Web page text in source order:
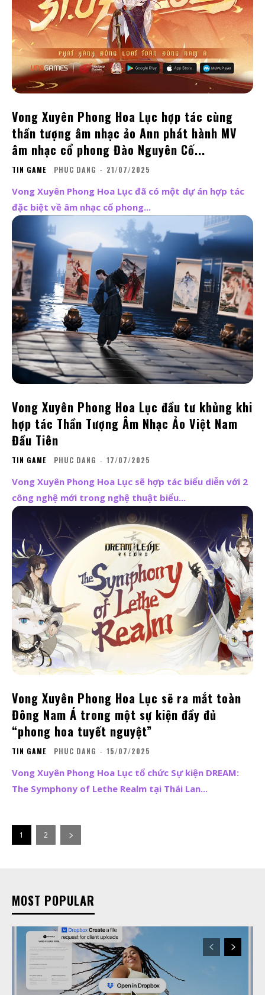
Vong Xuyên Phong Hoa Lục hợp tác cùng
thần tượng âm nhạc ảo Ann phát hành MV
âm nhạc cổ phong Đào Nguyên Cố...
TIN GAME PHUC DANG - 21/07/2025
Vong Xuyên Phong Hoa Lục đã có một dự án hợp tác
đặc biệt về âm nhạc cổ phong...
Vong Xuyên Phong Hoa Lục đầu tư khủng khi
hợp tác Thần Tượng Âm Nhạc Ảo Việt Nam
Đầu Tiên
TIN GAME PHUC DANG - 17/07/2025
Vong Xuyên Phong Hoa Lục sẽ hợp tác biểu diễn với 2
công nghệ mới trong nghệ thuật biểu...
Vong Xuyên Phong Hoa Lục sẽ ra mắt toàn
Đông Nam Á trong một sự kiện đầy đủ
“phong hoa tuyết nguyệt”
TIN GAME PHUC DANG - 15/07/2025
Vong Xuyên Phong Hoa Lục tổ chức Sự kiện DREAM:
The Symphony of Lethe Realm tại Thái Lan...
1 2
MOST POPULAR